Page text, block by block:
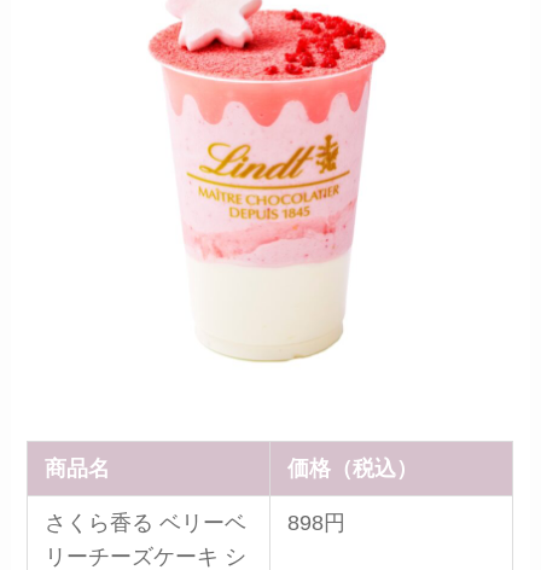
商品名 価格（税込）
さくら香る ベリーベ
リーチーズケーキ シ
898円